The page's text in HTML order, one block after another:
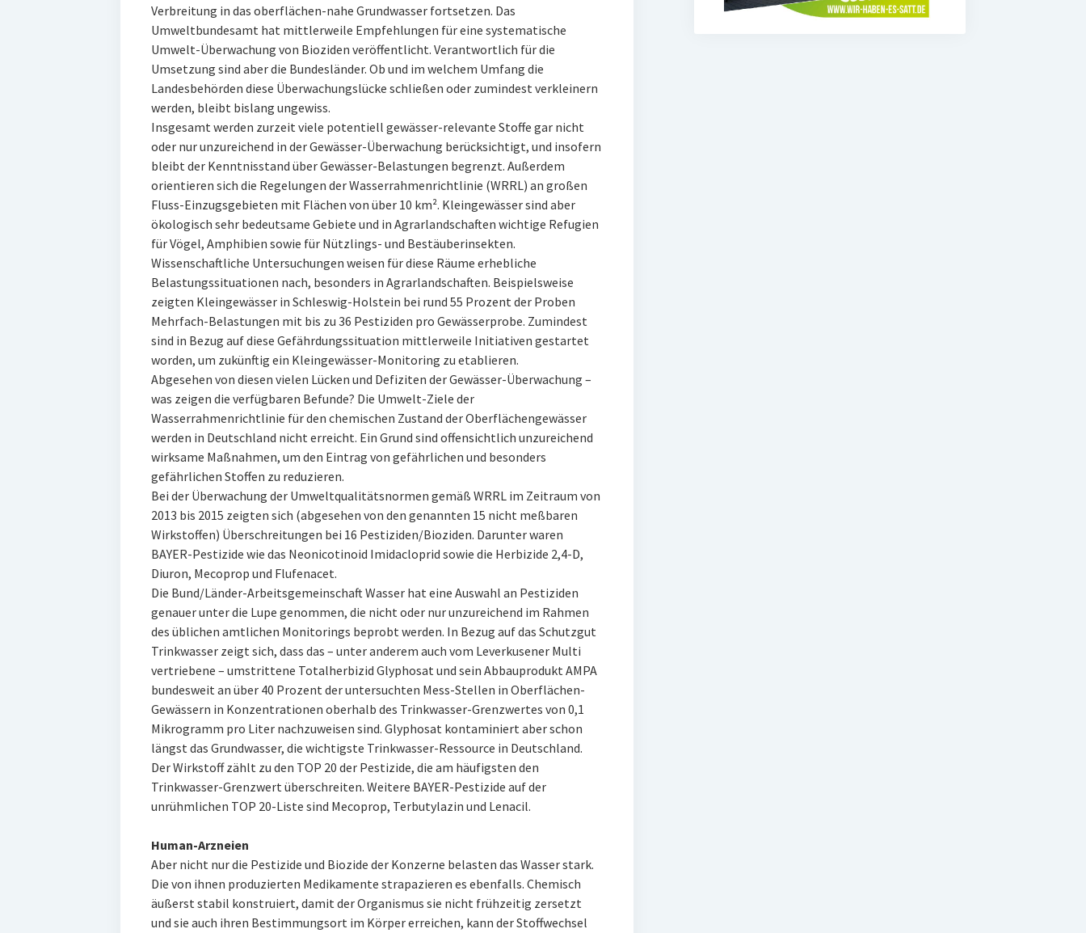
Verbreitung in das oberflächen-nahe Grundwasser fortsetzen. Das
Umweltbundesamt hat mittlerweile Empfehlungen für eine systematische
Umwelt-Überwachung von Bioziden veröffentlicht. Verantwortlich für die
Umsetzung sind aber die Bundesländer. Ob und im welchem Umfang die
Landesbehörden diese Überwachungslücke schließen oder zumindest verkleinern
werden, bleibt bislang ungewiss.
Insgesamt werden zurzeit viele potentiell gewässer-relevante Stoffe gar nicht
oder nur unzureichend in der Gewässer-Überwachung berücksichtigt, und insofern
bleibt der Kenntnisstand über Gewässer-Belastungen begrenzt. Außerdem
orientieren sich die Regelungen der Wasserrahmenrichtlinie (WRRL) an großen
Fluss-Einzugsgebieten mit Flächen von über 10 km². Kleingewässer sind aber
ökologisch sehr bedeutsame Gebiete und in Agrarlandschaften wichtige Refugien
für Vögel, Amphibien sowie für Nützlings- und Bestäuberinsekten.
Wissenschaftliche Untersuchungen weisen für diese Räume erhebliche
Belastungssituationen nach, besonders in Agrarlandschaften. Beispielsweise
zeigten Kleingewässer in Schleswig-Holstein bei rund 55 Prozent der Proben
Mehrfach-Belastungen mit bis zu 36 Pestiziden pro Gewässerprobe. Zumindest
sind in Bezug auf diese Gefährdungssituation mittlerweile Initiativen gestartet
worden, um zukünftig ein Kleingewässer-Monitoring zu etablieren.
Abgesehen von diesen vielen Lücken und Defiziten der Gewässer-Überwachung –
was zeigen die verfügbaren Befunde? Die Umwelt-Ziele der
Wasserrahmenrichtlinie für den chemischen Zustand der Oberflächengewässer
werden in Deutschland nicht erreicht. Ein Grund sind offensichtlich unzureichend
wirksame Maßnahmen, um den Eintrag von gefährlichen und besonders
gefährlichen Stoffen zu reduzieren.
Bei der Überwachung der Umweltqualitätsnormen gemäß WRRL im Zeitraum von
2013 bis 2015 zeigten sich (abgesehen von den genannten 15 nicht meßbaren
Wirkstoffen) Überschreitungen bei 16 Pestiziden/Bioziden. Darunter waren
BAYER-Pestizide wie das Neonicotinoid Imidacloprid sowie die Herbizide 2,4-D,
Diuron, Mecoprop und Flufenacet.
Die Bund/Länder-Arbeitsgemeinschaft Wasser hat eine Auswahl an Pestiziden
genauer unter die Lupe genommen, die nicht oder nur unzureichend im Rahmen
des üblichen amtlichen Monitorings beprobt werden. In Bezug auf das Schutzgut
Trinkwasser zeigt sich, dass das – unter anderem auch vom Leverkusener Multi
vertriebene – umstrittene Totalherbizid Glyphosat und sein Abbauprodukt AMPA
bundesweit an über 40 Prozent der untersuchten Mess-Stellen in Oberflächen-
Gewässern in Konzentrationen oberhalb des Trinkwasser-Grenzwertes von 0,1
Mikrogramm pro Liter nachzuweisen sind. Glyphosat kontaminiert aber schon
längst das Grundwasser, die wichtigste Trinkwasser-Ressource in Deutschland.
Der Wirkstoff zählt zu den TOP 20 der Pestizide, die am häufigsten den
Trinkwasser-Grenzwert überschreiten. Weitere BAYER-Pestizide auf der
unrühmlichen TOP 20-Liste sind Mecoprop, Terbutylazin und Lenacil.
Human-Arzneien
Aber nicht nur die Pestizide und Biozide der Konzerne belasten das Wasser stark.
Die von ihnen produzierten Medikamente strapazieren es ebenfalls. Chemisch
äußerst stabil konstruiert, damit der Organismus sie nicht frühzeitig zersetzt
und sie auch ihren Bestimmungsort im Körper erreichen, kann der Stoffwechsel